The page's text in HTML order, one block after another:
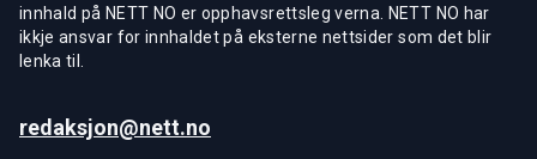
innhald på NETT NO er opphavsrettsleg verna. NETT NO har
ikkje ansvar for innhaldet på eksterne nettsider som det blir
lenka til.
redaksjon@nett.no